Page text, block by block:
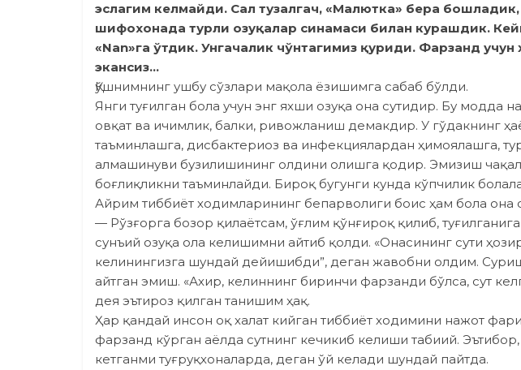
эслагим келмайди. Сал тузалгач, «Малютка» бера
шифохонада турли озуқалар синамаси билан курашдик.
«Nan»га ўтдик. Унгачалик чўнтагимиз қуриди. Фарзанд учун
экансиз…
Қўшнимнинг ушбу сўзлари мақола ёзишимга сабаб бўлди.
Янги туғилган бола учун энг яхши озуқа она сутидир. Бу модда
овқат ва ичимлик, балки, ривожланиш демакдир. У гўдакнинг
таъминлашга, дисбактериоз ва инфекциялардан ҳимоялашга,
алмашинуви бузилишининг олдини олишга қодир. Эмизиш
боғлиқликни таъминлайди. Бироқ бугунги кунда кўпчилик
Айрим тиббиёт ходимларининг бепарволиги боис ҳам бола она
— Рўзғорга бозор қилаётсам, ўғлим қўнғироқ қилиб,
сунъий озуқа ола келишимни айтиб қолди. «Онасининг сути
келинингизга шундай дейишибди”, деган жавобни олдим.
айтган эмиш. «Ахир, келиннинг биринчи фарзан­ди бўлса, сут
дея эътироз қилган танишим ҳақ.
Ҳар қандай инсон оқ халат кийган тиббиёт ходимини нажот
фар­занд кўрган аёлда сутнинг кечикиб келиши табиий.
кетганми туғруқхоналарда, деган ўй келади шундай пайтда.